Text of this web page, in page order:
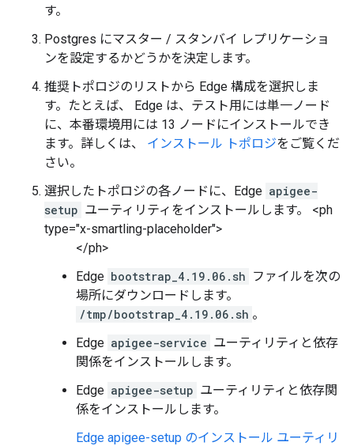
す。
Postgres にマスター / スタンバイ レプリケーショ
ンを設定するかどうかを決定します。
推奨トポロジのリストから Edge 構成を選択しま
す。たとえば、 Edge は、テスト用には単一ノード
に、本番環境用には 13 ノードにインストールでき
ます。詳しくは、 インストール トポロジをご覧くだ
さい。
選択したトポロジの各ノードに、Edge apigee-
setup ユーティリティをインストールします。 <ph
type="x-smartling-placeholder">
</ph>
Edge bootstrap_4.19.06.sh ファイルを次の
場所にダウンロードします。
/tmp/bootstrap_4.19.06.sh 。
Edge apigee-service ユーティリティと依存
関係をインストールします。
Edge apigee-setup ユーティリティと依存関
係をインストールします。
Edge apigee-setup のインストール ユーティリ